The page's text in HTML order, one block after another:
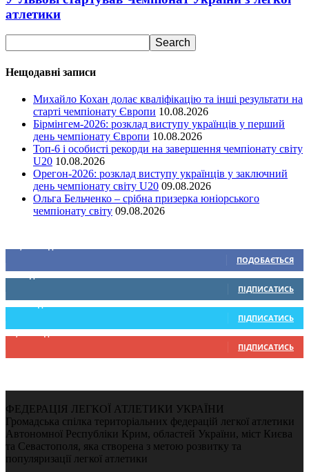
атлетики
Нещодавні записи
Михайло Кохан долає кваліфікацію та інші результати на
старті чемпіонату Європи 10.08.2026
Бірмінгем-2026: розклад виступу українців у перший
день чемпіонату Європи 10.08.2026
Топ-6 і особисті рекорди на завершення чемпіонату світу
U20 10.08.2026
Орегон-2026: розклад виступу українців у заключний
день чемпіонату світу U20 09.08.2026
Ольга Бельченко – срібна призерка юніорського
чемпіонату світу 09.08.2026
ПОДОБАЄТЬСЯ
0 Підписників
ПІДПИСАТИСЬ
234 Підписників
ПІДПИСАТИСЬ
9,370 Підписників
ПІДПИСАТИСЬ
ФЕДЕРАЦІЯ ЛЕГКОЇ АТЛЕТИКИ УКРАЇНИ
Громадська спілка територіальних федерацій легкої атлетики
Автономної Республіки Крим, областей України, міст Києва
та Севастополя, яка створена з метою розвитку та
популяризації легкої атлетики